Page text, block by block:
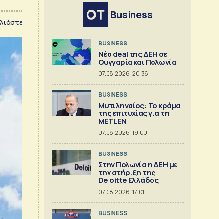
Business
BUSINESS
Νέο deal της ΔΕΗ σε
Ουγγαρία και Πολωνία
07.08.2026 | 20:36
BUSINESS
Μυτιληναίος: Το κράμα
της επιτυχίας για τη
METLEN
07.08.2026 | 19:00
BUSINESS
Στην Πολωνία η ΔΕΗ με
την στήριξη της
Deloitte Ελλάδος
07.08.2026 | 17:01
BUSINESS